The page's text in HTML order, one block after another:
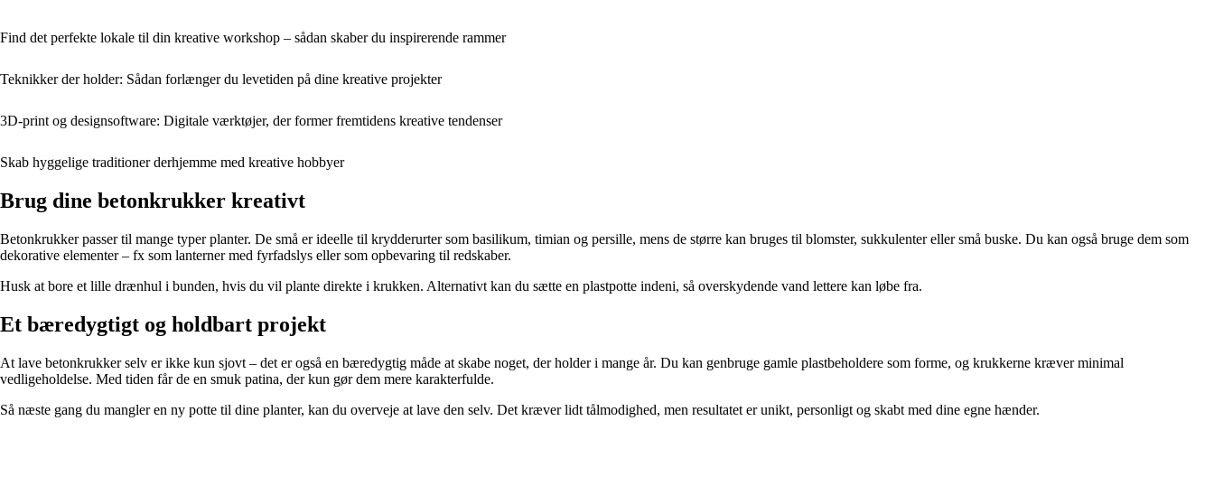
Find det perfekte lokale til din kreative workshop – sådan skaber du inspirerende rammer
Teknikker der holder: Sådan forlænger du levetiden på dine kreative projekter
3D-print og designsoftware: Digitale værktøjer, der former fremtidens kreative tendenser
Skab hyggelige traditioner derhjemme med kreative hobbyer
Brug dine betonkrukker kreativt
Betonkrukker passer til mange typer planter. De små er ideelle til krydderurter som basilikum, timian og persille, mens de større kan bruges til blomster, sukkulenter eller små buske. Du kan også bruge dem som
dekorative elementer – fx som lanterner med fyrfadslys eller som opbevaring til redskaber.
Husk at bore et lille drænhul i bunden, hvis du vil plante direkte i krukken. Alternativt kan du sætte en plastpotte indeni, så overskydende vand lettere kan løbe fra.
Et bæredygtigt og holdbart projekt
At lave betonkrukker selv er ikke kun sjovt – det er også en bæredygtig måde at skabe noget, der holder i mange år. Du kan genbruge gamle plastbeholdere som forme, og krukkerne kræver minimal
vedligeholdelse. Med tiden får de en smuk patina, der kun gør dem mere karakterfulde.
Så næste gang du mangler en ny potte til dine planter, kan du overveje at lave den selv. Det kræver lidt tålmodighed, men resultatet er unikt, personligt og skabt med dine egne hænder.